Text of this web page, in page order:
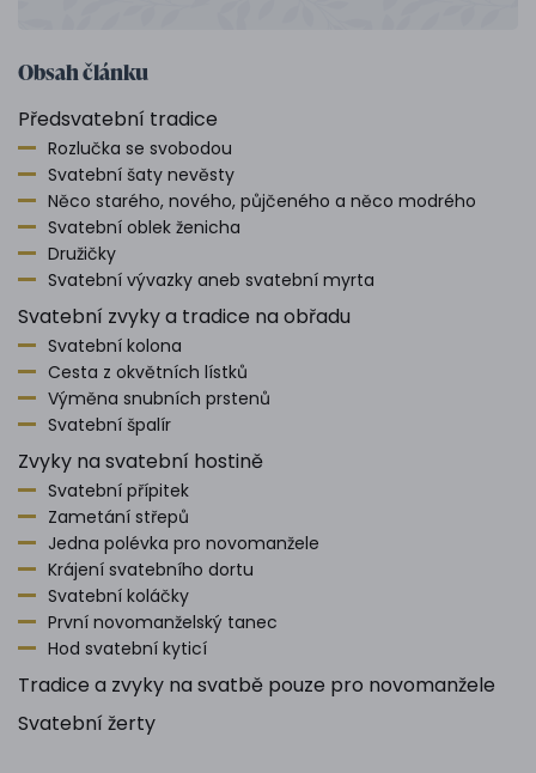
Obsah článku
Předsvatební tradice
Rozlučka se svobodou
Svatební šaty nevěsty
Něco starého, nového, půjčeného a něco modrého
Svatební oblek ženicha
Družičky
Svatební vývazky aneb svatební myrta
Svatební zvyky a tradice na obřadu
Svatební kolona
Cesta z okvětních lístků
Výměna snubních prstenů
Svatební špalír
Zvyky na svatební hostině
Svatební přípitek
Zametání střepů
Jedna polévka pro novomanžele
Krájení svatebního dortu
Svatební koláčky
První novomanželský tanec
Hod svatební kyticí
Tradice a zvyky na svatbě pouze pro novomanžele
Svatební žerty